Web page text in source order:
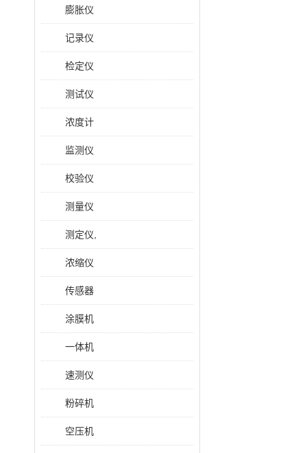
膨胀仪
记录仪
检定仪
测试仪
浓度计
监测仪
校验仪
测量仪
测定仪,
浓缩仪
传感器
涂膜机
一体机
速测仪
粉碎机
空压机